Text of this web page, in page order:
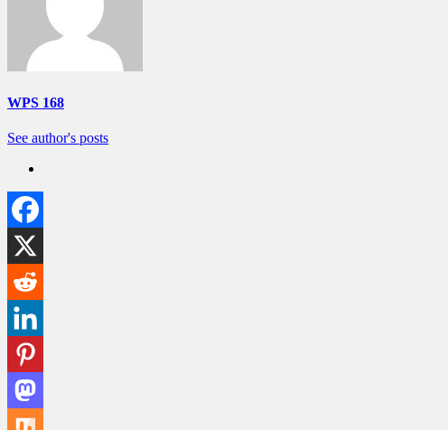
WPS 168
See author's posts